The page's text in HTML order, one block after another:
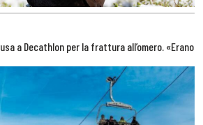
a Decathlon per la frattura all’omero. «Erano